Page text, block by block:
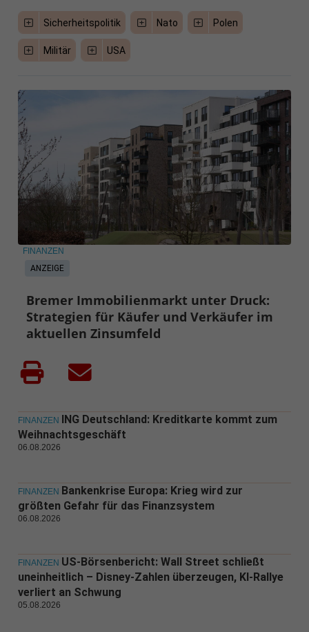
Sicherheitspolitik Nato Polen
Militär USA
ANZEIGE
FINANZEN
Bremer Immobilienmarkt unter Druck:
Strategien für Käufer und Verkäufer im
aktuellen Zinsumfeld
FINANZEN ING Deutschland: Kreditkarte kommt zum
Weihnachtsgeschäft
06.08.2026
FINANZEN Bankenkrise Europa: Krieg wird zur
größten Gefahr für das Finanzsystem
06.08.2026
FINANZEN US-Börsenbericht: Wall Street schließt
uneinheitlich – Disney-Zahlen überzeugen, KI-Rallye
verliert an Schwung
05.08.2026